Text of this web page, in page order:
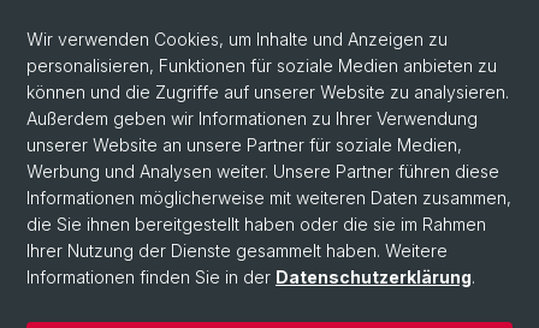
Klassische Archäologie
Latinistik
Ur- und Frühgeschichtliche und Provinzialrömische Archäologie
Vindonissa-Professur
© Universität Basel
Philosophisch-Historische Fakultät
Home
Wir verwenden Cookies, um Inhalte und Anzeigen zu
personalisieren, Funktionen für soziale Medien anbieten zu
können und die Zugriffe auf unserer Website zu analysieren.
Außerdem geben wir Informationen zu Ihrer Verwendung
unserer Website an unsere Partner für soziale Medien,
Werbung und Analysen weiter. Unsere Partner führen diese
Informationen möglicherweise mit weiteren Daten zusammen,
die Sie ihnen bereitgestellt haben oder die sie im Rahmen
Ihrer Nutzung der Dienste gesammelt haben. Weitere
Informationen finden Sie in der Datenschutzerklärung.